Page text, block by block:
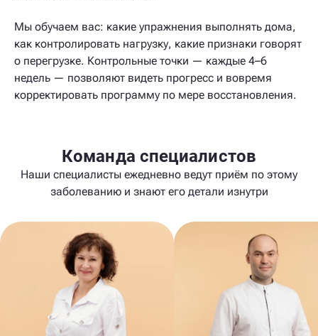
Мы обучаем вас: какие упражнения выполнять дома,
как контролировать нагрузку, какие признаки говорят
о перегрузке. Контрольные точки — каждые 4–6
недель — позволяют видеть прогресс и вовремя
корректировать программу по мере восстановления.
Команда специалистов
Наши специалисты ежедневно ведут приём по этому
заболеванию и знают его детали изнутри